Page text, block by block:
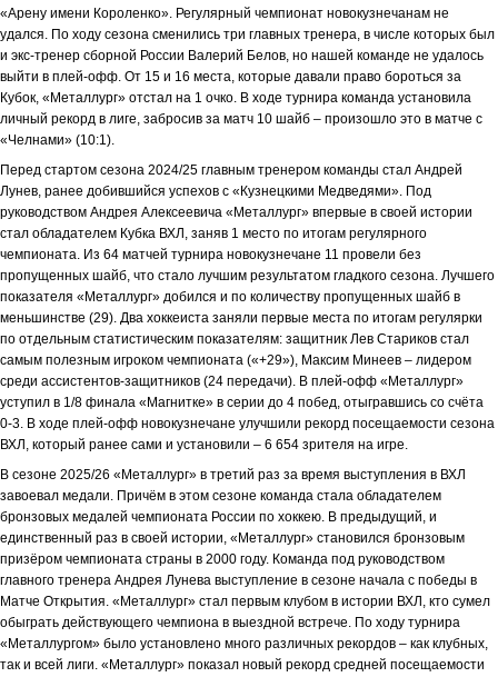
«Арену имени Короленко». Регулярный чемпионат новокузнечанам не
удался. По ходу сезона сменились три главных тренера, в числе которых был
и экс-тренер сборной России Валерий Белов, но нашей команде не удалось
выйти в плей-офф. От 15 и 16 места, которые давали право бороться за
Кубок, «Металлург» отстал на 1 очко. В ходе турнира команда установила
личный рекорд в лиге, забросив за матч 10 шайб – произошло это в матче с
«Челнами» (10:1).
Перед стартом сезона 2024/25 главным тренером команды стал Андрей
Лунев, ранее добившийся успехов с «Кузнецкими Медведями». Под
руководством Андрея Алексеевича «Металлург» впервые в своей истории
стал обладателем Кубка ВХЛ, заняв 1 место по итогам регулярного
чемпионата. Из 64 матчей турнира новокузнечане 11 провели без
пропущенных шайб, что стало лучшим результатом гладкого сезона. Лучшего
показателя «Металлург» добился и по количеству пропущенных шайб в
меньшинстве (29). Два хоккеиста заняли первые места по итогам регулярки
по отдельным статистическим показателям: защитник Лев Стариков стал
самым полезным игроком чемпионата («+29»), Максим Минеев – лидером
среди ассистентов-защитников (24 передачи). В плей-офф «Металлург»
уступил в 1/8 финала «Магнитке» в серии до 4 побед, отыгравшись со счёта
0-3. В ходе плей-офф новокузнечане улучшили рекорд посещаемости сезона
ВХЛ, который ранее сами и установили – 6 654 зрителя на игре.
В сезоне 2025/26 «Металлург» в третий раз за время выступления в ВХЛ
завоевал медали. Причём в этом сезоне команда стала обладателем
бронзовых медалей чемпионата России по хоккею. В предыдущий, и
единственный раз в своей истории, «Металлург» становился бронзовым
призёром чемпионата страны в 2000 году. Команда под руководством
главного тренера Андрея Лунева выступление в сезоне начала с победы в
Матче Открытия. «Металлург» стал первым клубом в истории ВХЛ, кто сумел
обыграть действующего чемпиона в выездной встрече. По ходу турнира
«Металлургом» было установлено много различных рекордов – как клубных,
так и всей лиги. «Металлург» показал новый рекорд средней посещаемости